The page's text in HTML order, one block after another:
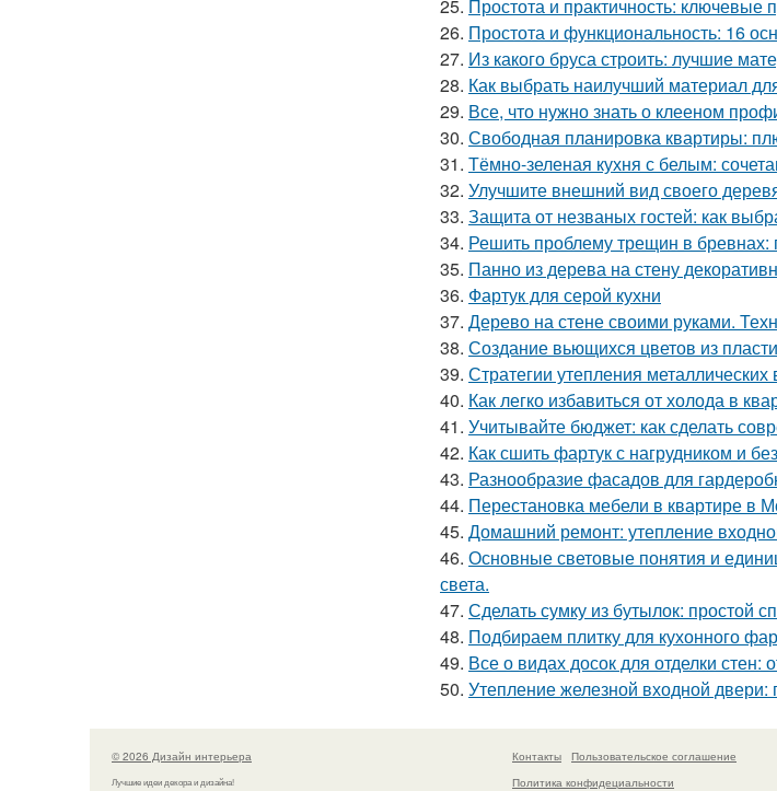
25. Простота и практичность:
26. Простота и функциональность: 16
27. Из какого бруса строить: лучшие
28. Как выбрать наилучший материал
29. Все, что нужно знать о клееном
30. Свободная планировка квартиры:
31. Тёмно-зеленая кухня с белым:
32. Улучшите внешний вид своего
33. Защита от незваных гостей: как
34. Решить проблему трещин в
35. Панно из дерева на стену
36. Фартук для серой кухни
37. Дерево на стене своими руками.
38. Создание вьющихся цветов из
39. Стратегии утепления
40. Как легко избавиться от холода в
41. Учитывайте бюджет: как сделать
42. Как сшить фартук с нагрудником и
43. Разнообразие фасадов для
44. Перестановка мебели в квартире в
45. Домашний ремонт: утепление
46. Основные световые понятия и
света.
47. Сделать сумку из бутылок: простой
48. Подбираем плитку для кухонного
49. Все о видах досок для отделки стен:
50. Утепление железной входной двери:
© 2026 Дизайн интерьера
Лучшие идеи декора и дизайна!
Контакты
Пользовательское соглашение
Политика конфидециальности